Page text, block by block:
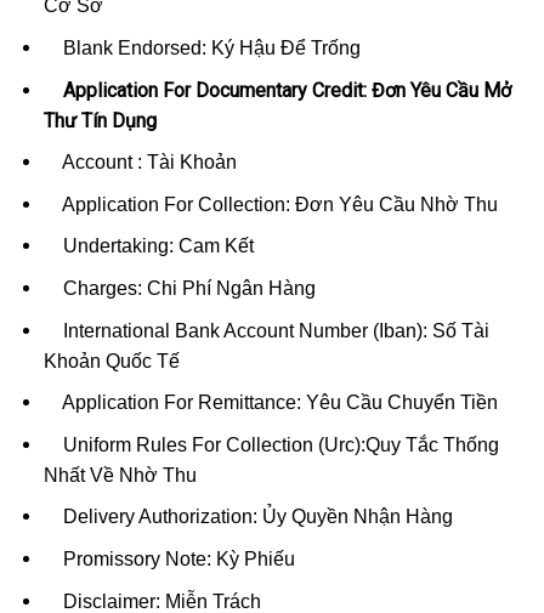
Cơ Sở
Blank Endorsed: Ký Hậu Để Trống
Application For Documentary Credit: Đơn Yêu Cầu Mở
Thư Tín Dụng
Account : Tài Khoản
Application For Collection: Đơn Yêu Cầu Nhờ Thu
Undertaking: Cam Kết
Charges: Chi Phí Ngân Hàng
International Bank Account Number (Iban): Số Tài
Khoản Quốc Tế
Application For Remittance: Yêu Cầu Chuyển Tiền
Uniform Rules For Collection (Urc):Quy Tắc Thống
Nhất Về Nhờ Thu
Delivery Authorization: Ủy Quyền Nhận Hàng
Promissory Note: Kỳ Phiếu
Disclaimer: Miễn Trách